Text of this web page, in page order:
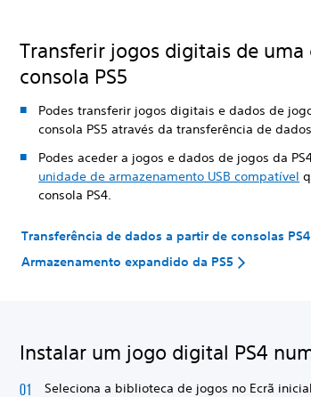
Transferir jogos digitais de uma
consola PS5
Podes transferir jogos digitais e dados de
consola PS5 através da transferência de
Podes aceder a jogos e dados de jogos da
unidade de armazenamento USB compatível
consola PS4.
Transferência de dados a partir de consolas PS4
Armazenamento expandido da PS5
Instalar um jogo digital PS4
Seleciona a biblioteca de jogos no Ecrã